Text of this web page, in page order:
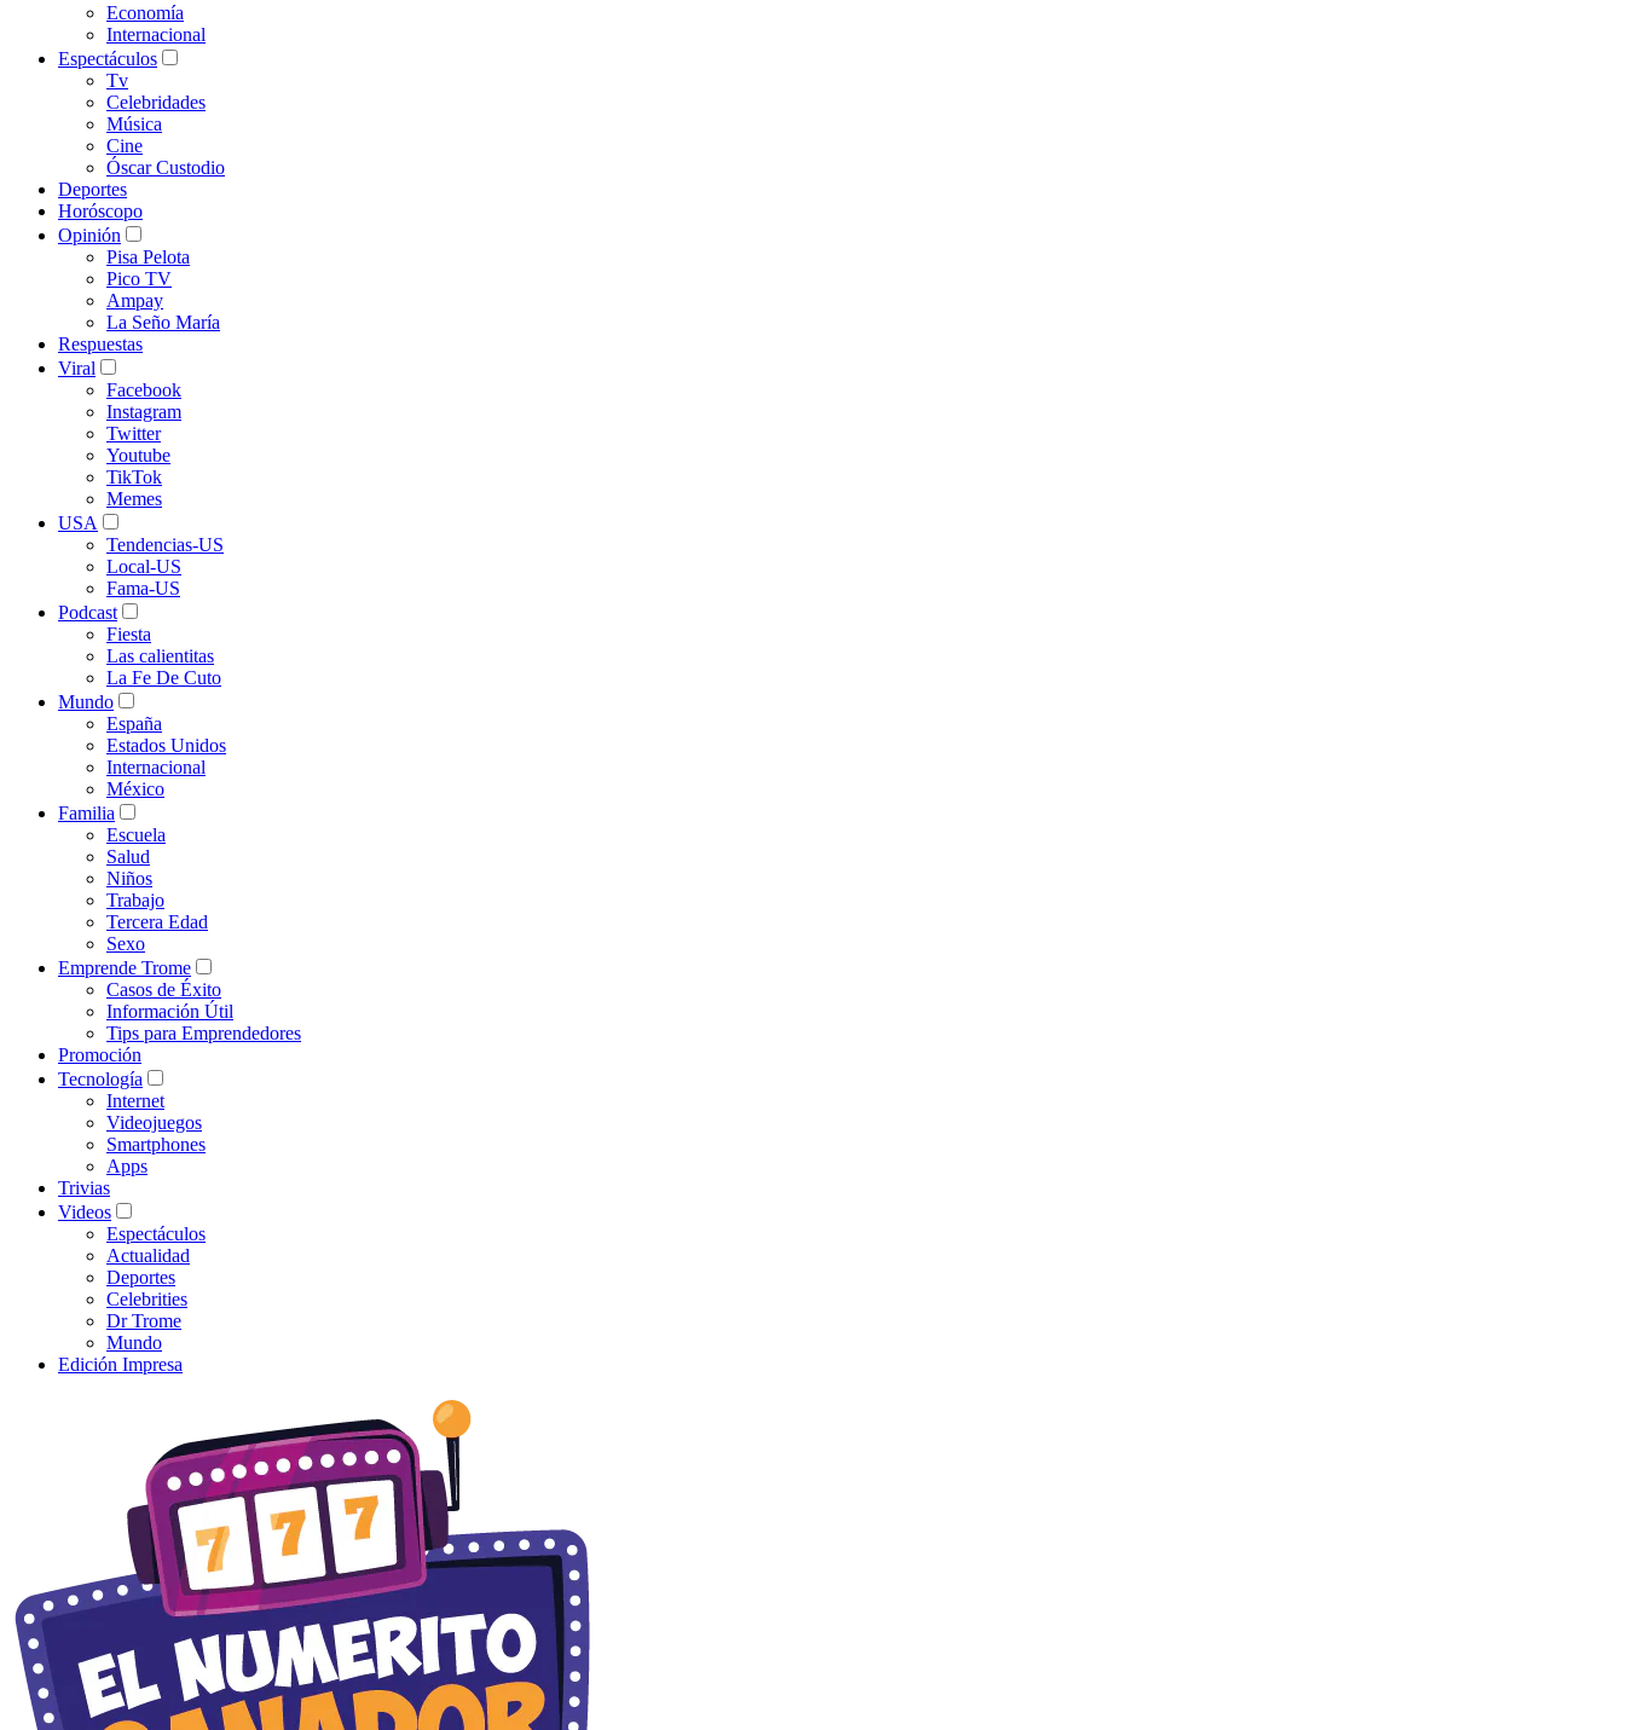
Economía
Internacional
Espectáculos
Tv
Celebridades
Música
Cine
Óscar Custodio
Deportes
Horóscopo
Opinión
Pisa Pelota
Pico TV
Ampay
La Seño María
Respuestas
Viral
Facebook
Instagram
Twitter
Youtube
TikTok
Memes
USA
Tendencias-US
Local-US
Fama-US
Podcast
Fiesta
Las calientitas
La Fe De Cuto
Mundo
España
Estados Unidos
Internacional
México
Familia
Escuela
Salud
Niños
Trabajo
Tercera Edad
Sexo
Emprende Trome
Casos de Éxito
Información Útil
Tips para Emprendedores
Promoción
Tecnología
Internet
Videojuegos
Smartphones
Apps
Trivias
Videos
Espectáculos
Actualidad
Deportes
Celebrities
Dr Trome
Mundo
Edición Impresa